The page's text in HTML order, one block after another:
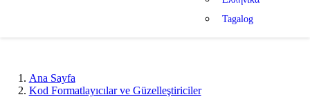
Tagalog
Ana Sayfa
Kod Formatlayıcılar ve Güzelleştiriciler